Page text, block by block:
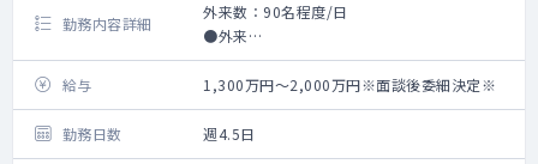
勤務内容詳細
外来数：90名程度/日
●外来
●病棟管理
●ナートなどの外傷処置など
給与 1,300万円～2,000万円※面談後委細決定※
勤務日数 週4.5日